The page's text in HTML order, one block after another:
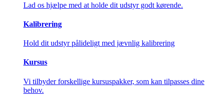
Lad os hjælpe med at holde dit udstyr godt kørende.
Kalibrering
Hold dit udstyr pålideligt med jævnlig kalibrering
Kursus
Vi tilbyder forskellige kursuspakker, som kan tilpasses dine
behov.